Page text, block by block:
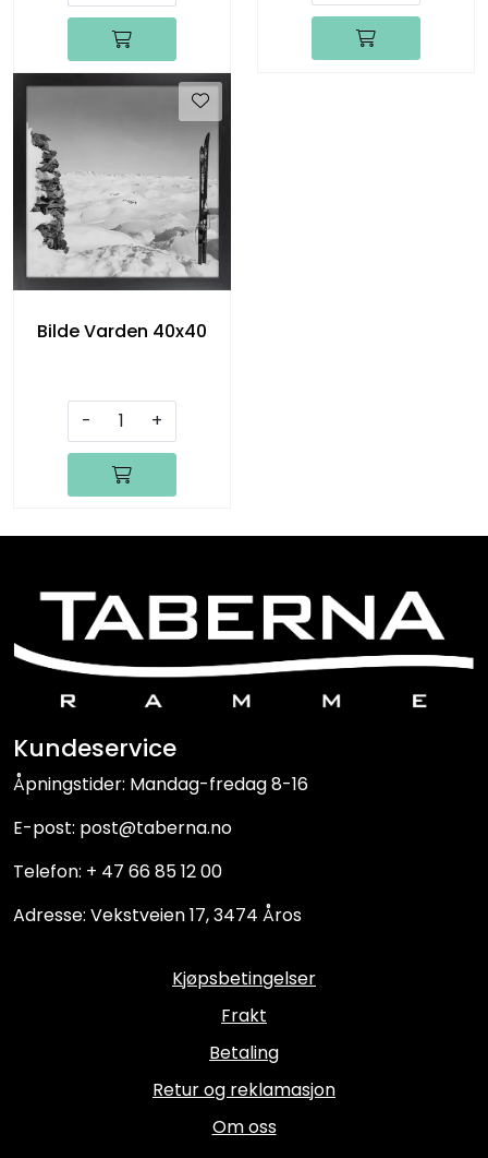
Bilde Varden 40x40
- +
Kundeservice
Åpningstider: Mandag-fredag 8-16
E-post: post@taberna.no
Telefon: + 47 66 85 12 00
Adresse: Vekstveien 17, 3474 Åros
Kjøpsbetingelser
Frakt
Betaling
Retur og reklamasjon
Om oss